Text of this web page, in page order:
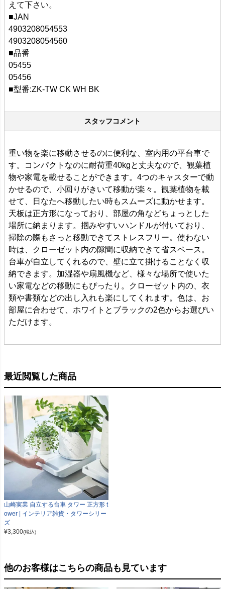
えて下さい。
■JAN
4903208054553
4903208054560
■品番
05455
05456
■型番:ZK-TW CK WH BK
スタッフコメント
重い物を楽に移動させるのに便利な、室内用の平台車で
す。コンパクトなのに耐荷重40kgと丈夫なので、観葉植
物や家電を載せることができます。4つのキャスターで動
かせるので、小回りがきいて移動が楽々。観葉植物を載
せて、日なたへ移動したい時もスムーズに動かせます。
天板は正方形になっており、部屋の角などちょっとした
場所に納まります。掴みやすいハンドルが付いており、
掃除の際もさっと移動できてストレスフリー。使わない
時は、クローゼット内の隙間に収納できて省スペース。
台車が自立してくれるので、壁に立て掛けることなく収
納できます。加湿器や扇風機など、様々な場所で使いた
い家電などの移動にもぴったり。クローゼット内の、衣
類や書類などの出し入れも楽にしてくれます。色は、お
部屋に合わせて、ホワイトとブラックの2色からお選びい
ただけます。
最近閲覧した商品
山崎実業 自立する台車 タワー 正方形 t
ower | インテリア雑貨・タワーシリー
ズ
¥3,300(税込)
他のお客様はこちらの商品も見ています